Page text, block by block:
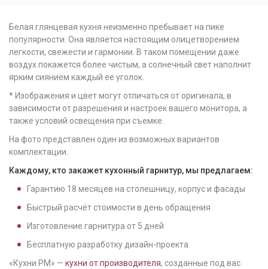
Белая глянцевая кухня неизменно пребывает на пике
популярности. Она является настоящим олицетворением
легкости, свежести и гармонии. В таком помещении даже
воздух покажется более чистым, а солнечный свет наполнит
ярким сиянием каждый ее уголок.
* Изображения и цвет могут отличаться от оригинала, в
зависимости от разрешения и настроек вашего монитора, а
также условий освещения при съемке.
На фото представлен один из возможных вариантов
комплектации.
Каждому, кто закажет кухонный гарнитур, мы предлагаем:
Гарантию 18 месяцев на столешницу, корпус и фасады
Быстрый расчёт стоимости в день обращения
Изготовление гарнитура от 5 дней
Бесплатную разработку дизайн-проекта
«Кухни РМ» — кухни от производителя, созданные под вас.